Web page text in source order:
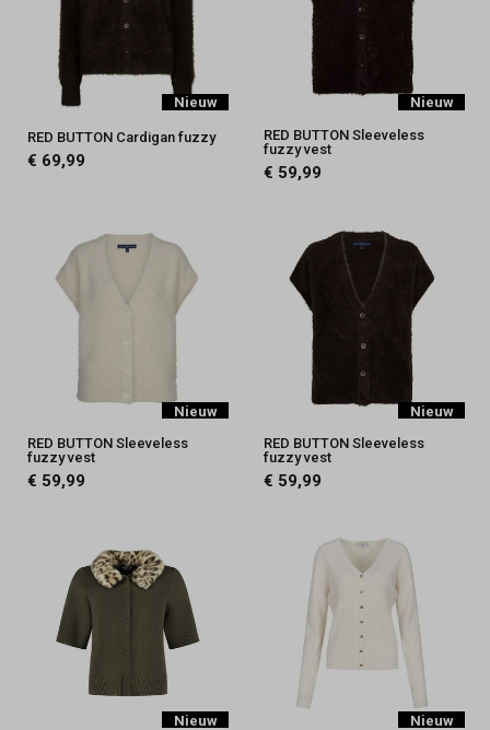
Nieuw
RED BUTTON Cardigan fuzzy
€ 69,99
Nieuw
RED BUTTON Sleeveless
fuzzy vest
€ 59,99
Nieuw
RED BUTTON Sleeveless
fuzzy vest
€ 59,99
Nieuw
RED BUTTON Sleeveless
fuzzy vest
€ 59,99
Nieuw
Nieuw